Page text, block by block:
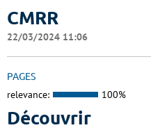
CMRR
22/03/2024 11:06
PAGES
relevance: 100%
Découvrir